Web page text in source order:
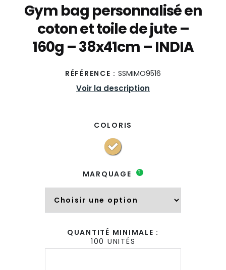
Gym bag personnalisé en
coton et toile de jute –
160g – 38x41cm – INDIA
RÉFÉRENCE : SSMIMO9516
Voir la description
COLORIS
MARQUAGE ?
QUANTITÉ MINIMALE :
100 UNITÉS
quantité